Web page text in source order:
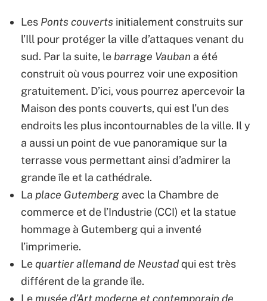
Les Ponts couverts initialement construits sur
l’Ill pour protéger la ville d’attaques venant du
sud. Par la suite, le barrage Vauban a été
construit où vous pourrez voir une exposition
gratuitement. D’ici, vous pourrez apercevoir la
Maison des ponts couverts, qui est l’un des
endroits les plus incontournables de la ville. Il y
a aussi un point de vue panoramique sur la
terrasse vous permettant ainsi d’admirer la
grande île et la cathédrale.
La place Gutemberg avec la Chambre de
commerce et de l’Industrie (CCI) et la statue
hommage à Gutemberg qui a inventé
l’imprimerie.
Lequartier allemand de Neustadqui est très
différent de la grande île.
Le musée d’Art moderne et contemporain de